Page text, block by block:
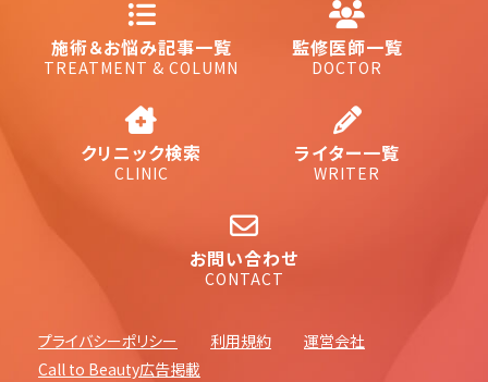
施術＆お悩み記事一覧
TREATMENT & COLUMN
監修医師一覧
DOCTOR
クリニック検索
CLINIC
ライター一覧
WRITER
お問い合わせ
CONTACT
プライバシーポリシー 利用規約
運営会社
Call to Beauty広告掲載